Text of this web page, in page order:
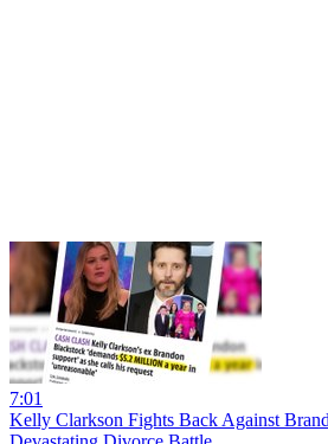
7:01
Kelly Clarkson Fights Back Against